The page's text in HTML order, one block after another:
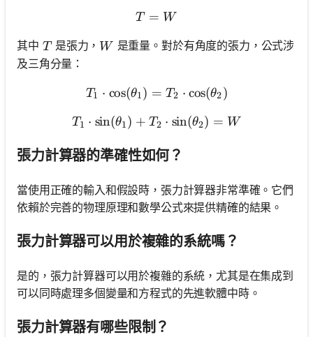
T = W
T = W
其中 T
T 是張力， W
W 是重量。對於有角度的張力，公式涉
及三角分量：
T_1 \cdot \cos(\theta_1)
T1 ⋅ cos(θ1) = T2 ⋅ cos(θ2)
T_1 \cdot \sin(\theta_1)
T1 ⋅ sin(θ1) + T2 ⋅ sin(θ2) = W
張力計算器的準確性如何？
當使用正確的輸入和假設時，張力計算器非常準確。它們
依賴於完善的物理原理和數學公式來提供精確的結果。
張力計算器可以用於複雜的系統嗎？
是的，張力計算器可以用於複雜的系統，尤其是在集成到
可以同時處理多個變量和方程式的先進軟體中時。
張力計算器有哪些限制？